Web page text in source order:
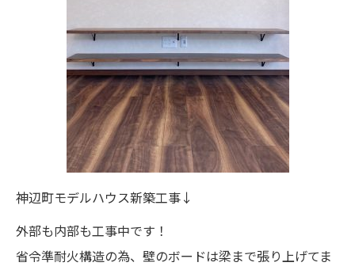
神辺町モデルハウス新築工事↓
外部も内部も工事中です！
省令準耐火構造の為、壁のボードは梁まで張り上げてま